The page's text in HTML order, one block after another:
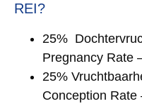
REI?
25%
Pregnancy Rate
25%
Conception Rate